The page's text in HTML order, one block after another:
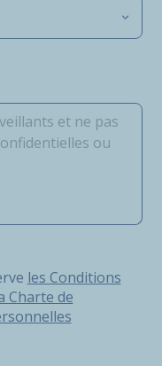
Conditions
les Conditions
Charte de